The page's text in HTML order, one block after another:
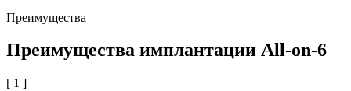
Преимущества
Преимущества имплантации All-on-6
[ 1 ]